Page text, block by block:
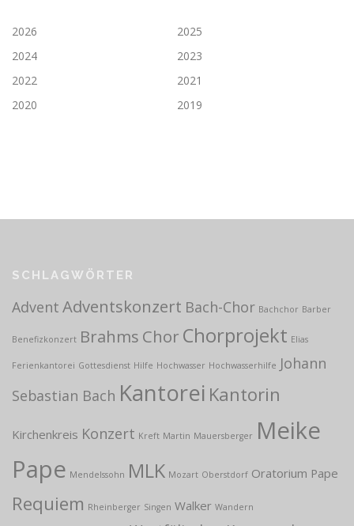
2026
2025
2024
2023
2022
2021
2020
2019
SCHLAGWÖRTER
Advent Adventskonzert Bach-Chor Bachchor Barber
Benefizkonzert Brahms Chor Chorprojekt Elias
Ferienkantorei Gottesdienst Hilfe Hochwasser Hochwasserhilfe Johann
Sebastian Bach Kantorei Kantorin
Kirchenkreis Konzert Kreft Martin Mauersberger Meike
Pape Mendelssohn MLK Mozart Oberstdorf Oratorium Pape
Requiem Rheinberger Singen Walker Wandern